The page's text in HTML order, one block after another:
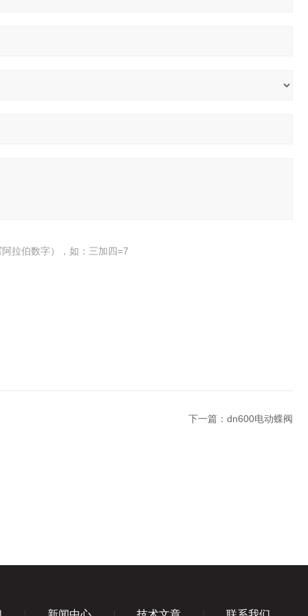
拉伯数字），如：三加四=7
下一篇： dn600电动蝶阀